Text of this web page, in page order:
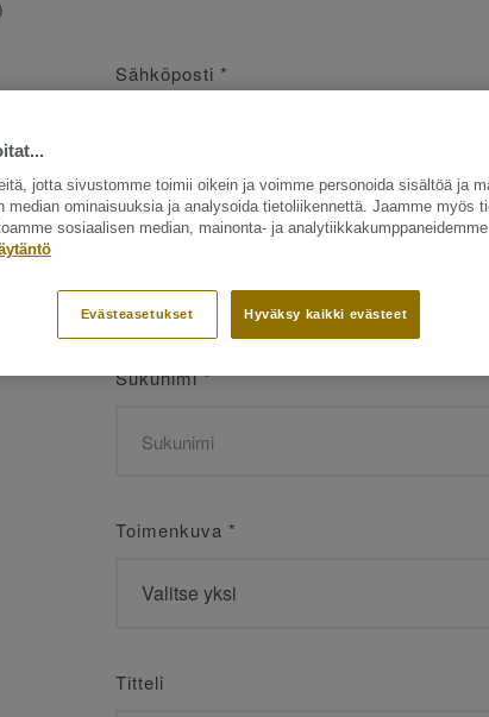
Sähköposti *
Etunimi*
Sukunimi*
Toimenkuva *
Titteli
jotta sivustomme toimii oikein ja voimme personoida sisältöä ja
median ominaisuuksia ja analysoida tietoliikennettä. Jaamme myös
sosiaalisen median, mainonta- ja analytiikkakumppaneidemme
Hyväksy kaikki evästeet
Evästeasetukset